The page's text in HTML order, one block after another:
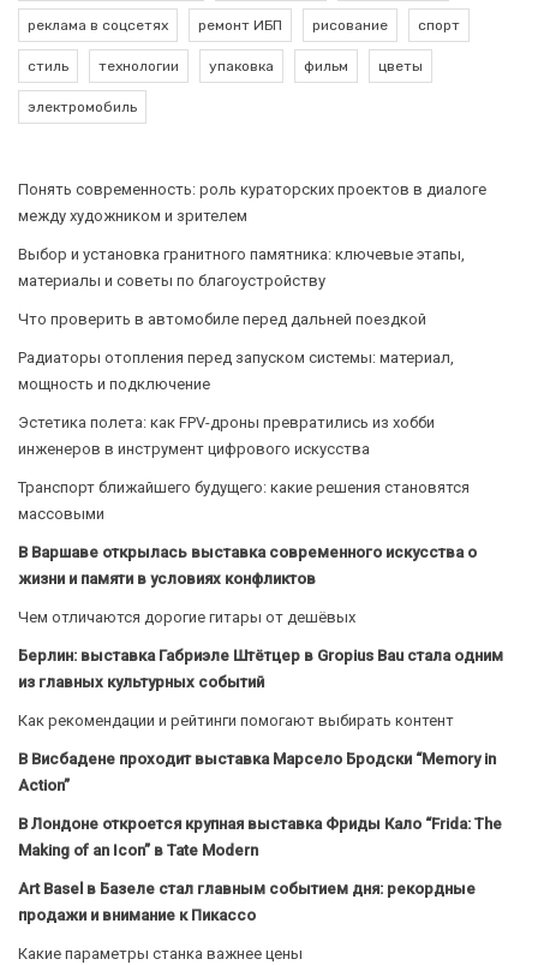
реклама в соцсетях ремонт ИБП рисование спорт
стиль технологии упаковка фильм цветы
электромобиль
Понять современность: роль кураторских проектов в диалоге
между художником и зрителем
Выбор и установка гранитного памятника: ключевые этапы,
материалы и советы по благоустройству
Что проверить в автомобиле перед дальней поездкой
Радиаторы отопления перед запуском системы: материал,
мощность и подключение
Эстетика полета: как FPV-дроны превратились из хобби
инженеров в инструмент цифрового искусства
Транспорт ближайшего будущего: какие решения становятся
массовыми
В Варшаве открылась выставка современного искусства о
жизни и памяти в условиях конфликтов
Чем отличаются дорогие гитары от дешёвых
Берлин: выставка Габриэле Штётцер в Gropius Bau стала одним
из главных культурных событий
Как рекомендации и рейтинги помогают выбирать контент
В Висбадене проходит выставка Марсело Бродски “Memory in
Action”
В Лондоне откроется крупная выставка Фриды Кало “Frida: The
Making of an Icon” в Tate Modern
Art Basel в Базеле стал главным событием дня: рекордные
продажи и внимание к Пикассо
Какие параметры станка важнее цены